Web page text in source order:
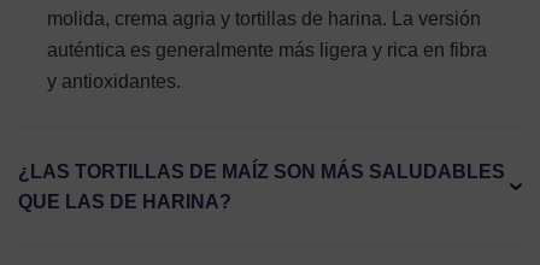
molida, crema agria y tortillas de harina. La versión
auténtica es generalmente más ligera y rica en fibra
y antioxidantes.
¿LAS TORTILLAS DE MAÍZ SON MÁS SALUDABLES
QUE LAS DE HARINA?